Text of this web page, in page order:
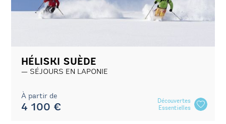
HÉLISKI SUÈDE
SÉJOURS EN LAPONIE
À partir de
4 100 €
Découvertes
Essentielles